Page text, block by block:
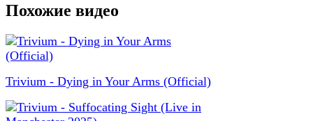
Похожие видео
Trivium - Dying in Your Arms (Official)